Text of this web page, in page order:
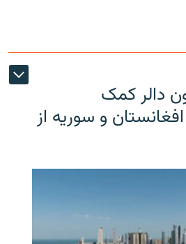
میلیون دالر کمک
و سوریه از